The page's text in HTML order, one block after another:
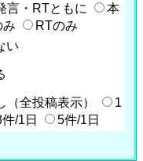
言・RTともに
本
み
RTのみ
い
（全投稿表示）
1
/1日 5件/1日